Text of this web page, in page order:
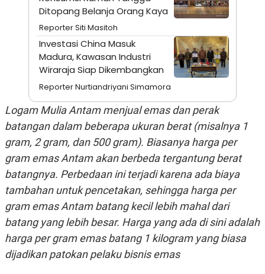
A
N
T
V
U
S
JARINGAN
O
N
A
N
A
R
E
S
R
E
Ditopang Belanja Orang Kaya
Reporter Siti Masitoh
Investasi China Masuk
Madura, Kawasan Industri
Wiraraja Siap Dikembangkan
Reporter Nurtiandriyani Simamora
Logam Mulia Antam menjual emas dan perak
batangan dalam beberapa ukuran berat (misalnya 1
gram, 2 gram, dan 500 gram). Biasanya harga per
gram emas Antam akan berbeda tergantung berat
batangnya. Perbedaan ini terjadi karena ada biaya
tambahan untuk pencetakan, sehingga harga per
gram emas Antam batang kecil lebih mahal dari
batang yang lebih besar. Harga yang ada di sini adalah
harga per gram emas batang 1 kilogram yang biasa
dijadikan patokan pelaku bisnis emas